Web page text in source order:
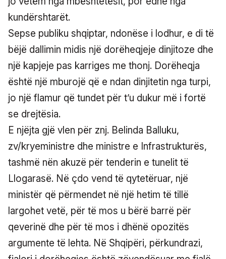
kundërshtarët.
Sepse publiku shqiptar, ndonëse i lodhur, e di të
bëjë dallimin midis një dorëheqjeje dinjitoze dhe
një kapjeje pas karriges me thonj. Dorëheqja
është një mburojë që e ndan dinjitetin nga turpi,
jo një flamur që tundet për t’u dukur më i fortë
se drejtësia.
E njëjta gjë vlen për znj. Belinda Balluku,
zv/kryeministre dhe ministre e Infrastrukturës,
tashmë nën akuzë për tenderin e tunelit të
Llogarasë. Në çdo vend të qytetëruar, një
ministër që përmendet në një hetim të tillë
largohet vetë, për të mos u bërë barrë për
qeverinë dhe për të mos i dhënë opozitës
argumente të lehta. Në Shqipëri, përkundrazi,